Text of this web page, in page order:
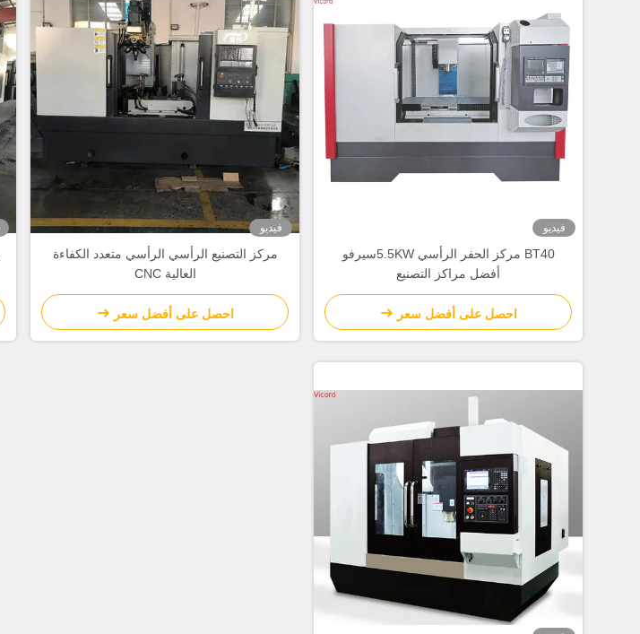
فيديو
BT40 مركز الحفر الرأسي 5.5KWسيرفو
أفضل مراكز التصنيع
احصل على أفضل سعر
فيديو
مركز التصنيع الرأسي الرأسي متعدد الكفاءة
العالية CNC
احصل على أفضل سعر